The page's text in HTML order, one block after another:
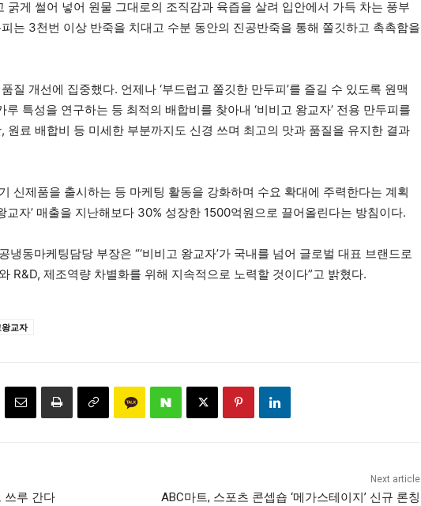
굵게 썰어 넣어 원물 그대로의 조직감과 육즙을 살려 입안에서 가득 차는 풍부
는 3천번 이상 반죽을 치대고 수분 동안의 진공반죽을 통해 쫄깃하고 촉촉함을
질 개선에 집중했다. 언제나 ‘부드럽고 쫄깃한 만두피’를 즐길 수 있도록 원맥
특성을 연구하는 등 최적의 배합비를 찾아내 ‘비비고 왕교자’ 전용 만두피를
원료 배합비 등 미세한 부분까지도 신경 쓰며 최고의 맛과 품질을 유지한 결과
신제품을 출시하는 등 마케팅 활동을 강화하며 수요 확대에 주력한다는 계획
교자’ 매출을 지난해보다 30% 성장한 1500억원으로 끌어올린다는 방침이다.
냉동마케팅담당 부장은 “‘비비고 왕교자’가 국내를 넘어 글로벌 대표 브랜드로
R&D, 제조역량 차별화를 위해 지속적으로 노력할 것이다”고 밝혔다.
교자
쓰루 간다
Next article
ABC마트, 스포츠 콘셉숍 ‘메가스테이지’ 신규 론칭